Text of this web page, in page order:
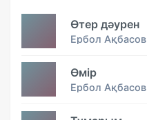
Өтер дәурен
Ербол Ақбасов
Өмір
Ербол Ақбасов